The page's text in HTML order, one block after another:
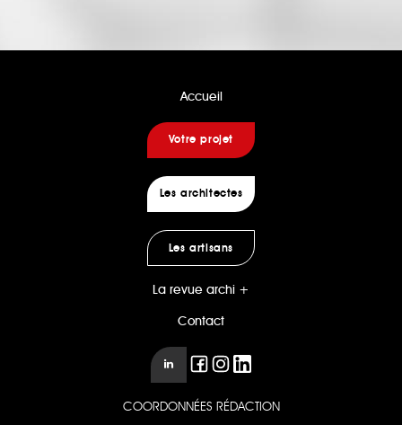
Accueil
Votre projet
Les architectes
Les artisans
La revue archi +
Contact
COORDONNÉES RÉDACTION